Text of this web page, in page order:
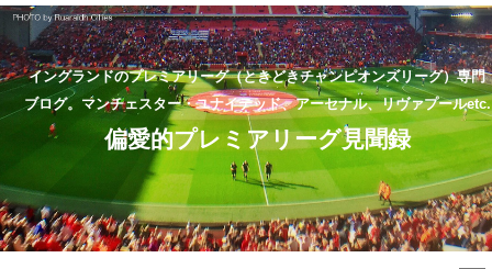
イングランドのプレミアリーグ（ときどきチャンピオンズリーグ）専門
ブログ。マンチェスター・ユナイテッド、アーセナル、リヴァプールetc.
偏愛的プレミアリーグ見聞録